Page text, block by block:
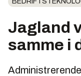
Jagland
samme i